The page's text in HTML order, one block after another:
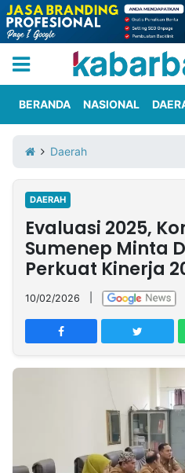
Iklan
Berita
Kami
Nasional
International
Olahraga
Entertainment
Daerah
Pariwisata
Kuliner
Kolom
Network
PT
TREETAN
INDONESIA
Insight
Suara
Lens
Daily
Jalan
Idealita
Kita
Dinamikapost.com
Radar
Seedbacklink
BERANDA NASIONAL
Daerah
DAERAH
Evaluasi 2025,
Sumenep Minta
Perkuat Kinerja
10/02/2026